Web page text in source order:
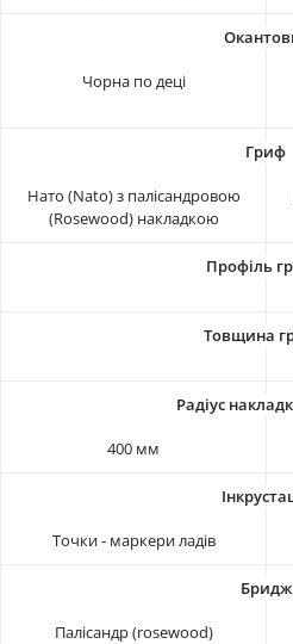
Чорна по деці
Нато (Nato) з палісандровою
(Rosewood) накладкою
400 мм
Точки - маркери ладів
Палісандр (rosewood)